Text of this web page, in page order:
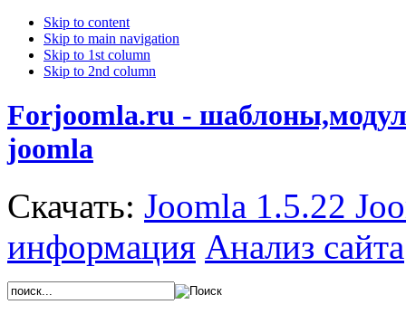
Skip to content
Skip to main navigation
Skip to 1st column
Skip to 2nd column
Forjoomla.ru -
joomla
Скачать: Joomla 1.5.22
информация Анализ сайта